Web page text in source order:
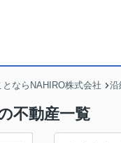
とならNAHIRO株式会社 沿
不動産一覧